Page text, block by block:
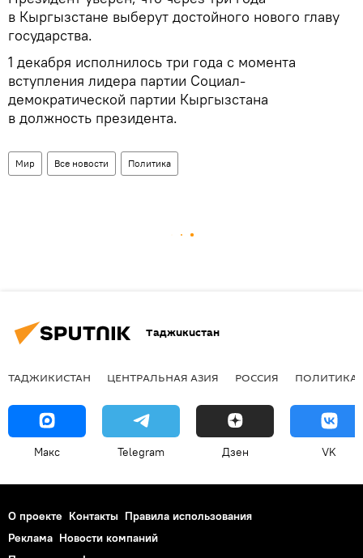
в Кыргызстане выберут достойного нового главу
государства.
1 декабря исполнилось три года с момента
вступления лидера партии Социал-
демократической партии Кыргызстана
в должность президента.
Мир Все новости Политика
Таджикистан
ТАДЖИКИСТАН ЦЕНТРАЛЬНАЯ АЗИЯ РОССИЯ ПОЛИТИКА
Макс Telegram Дзен VK
О проекте Контакты Правила использования
Реклама Новости компаний